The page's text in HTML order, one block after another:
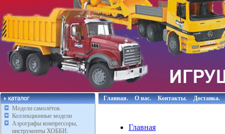
Модели самолётов.
Коллекционные модели
Аэрографы компрессоры,
инструменты ХОББИ.
Главная. О нас. Контакты. Доставка.
Главная